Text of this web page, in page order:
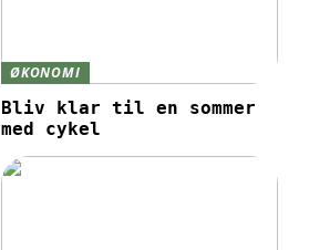
ØKONOMI
Bliv klar til en sommer
med cykel